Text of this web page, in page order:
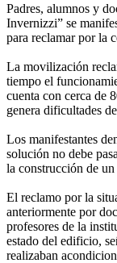
Padres, alumnos y
Invernizzi” se
para reclamar por la
La movilización
tiempo el
cuenta con cerca de
genera dificultades
Los manifestantes
solución no debe
la construcción de
El reclamo por la
anteriormente por
profesores de la
estado del edificio,
realizaban